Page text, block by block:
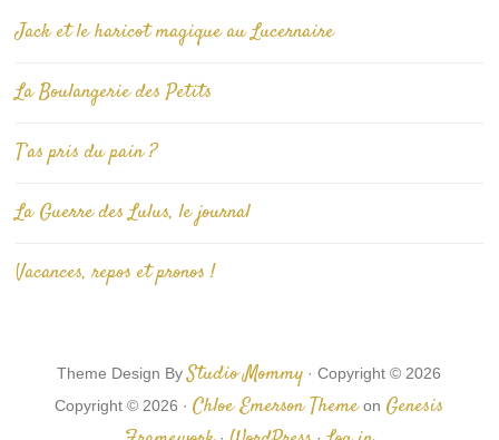
Jack et le haricot magique au Lucernaire
La Boulangerie des Petits
T’as pris du pain ?
La Guerre des Lulus, le journal
Vacances, repos et pronos !
Theme Design ByStudio Mommy · Copyright © 2026
Copyright © 2026 ·Chloe Emerson Themeon Genesis